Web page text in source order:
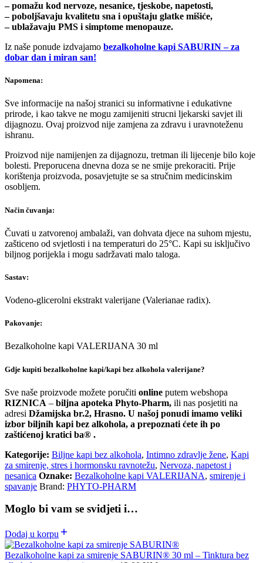
– pomažu kod nervoze, nesanice, tjeskobe, napetosti,
– poboljšavaju kvalitetu sna i opuštaju glatke mišiće,
– ublažavaju PMS i simptome menopauze.
Iz naše ponude izdvajamo bezalkoholne kapi SABURIN – za
dobar dan i miran san!
Napomena:
Sve informacije na našoj stranici su informativne i edukativne
prirode, i kao takve ne mogu zamijeniti strucni ljekarski savjet ili
dijagnozu. Ovaj proizvod nije zamjena za zdravu i uravnoteženu
ishranu.
Proizvod nije namijenjen za dijagnozu, tretman ili lijecenje bilo koje
bolesti. Preporucena dnevna doza se ne smije prekoraciti. Prije
korištenja proizvoda, posavjetujte se sa stručnim medicinskim
osobljem.
Način čuvanja:
Čuvati u zatvorenoj ambalaži, van dohvata djece na suhom mjestu,
zašticeno od svjetlosti i na temperaturi do 25°C. Kapi su isključivo
biljnog porijekla i mogu sadržavati malo taloga.
Sastav:
Vodeno-glicerolni ekstrakt valerijane (Valerianae radix).
Pakovanje:
Bezalkoholne kapi VALERIJANA 30 ml
Gdje kupiti bezalkoholne kapi/kapi bez alkohola valerijane?
Sve naše proizvode možete poručiti online putem webshopa
RIZNICA – biljna apoteka Phyto-Pharm, ili nas posjetiti na
adresi Džamijska br.2, Hrasno. U našoj ponudi imamo veliki
izbor biljnih kapi bez alkohola, a prepoznati ćete ih po
zaštićenoj kratici ba® .
Kategorije: Biljne kapi bez alkohola, Intimno zdravlje žene, Kapi
za smirenje, stres i hormonsku ravnotežu, Nervoza, napetost i
nesanica Oznake: Bezalkoholne kapi VALERIJANA, smirenje i
spavanje Brand: PHYTO-PHARM
Moglo bi vam se svidjeti i…
Dodaj u korpu
Bezalkoholne kapi za smirenje SABURIN® 30 ml – Tinktura bez